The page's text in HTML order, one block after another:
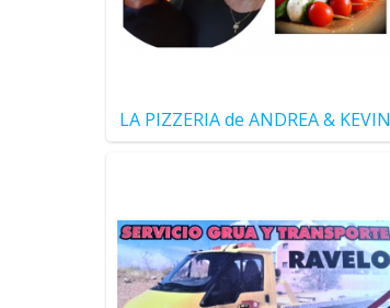
LA PIZZERIA de ANDREA & KEVIN